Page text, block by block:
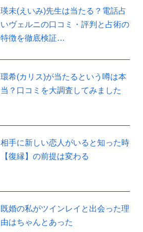
瑛未(えいみ)先生は当たる？電話占
いヴェルニの口コミ・評判と占術の
特徴を徹底検証…
環希(カリス)が当たるという噂は本
当？口コミを大調査してみました
相手に新しい恋人がいると知った時
【復縁】の前提は変わる
既婚の私がツインレイと出会った理
由はちゃんとあった